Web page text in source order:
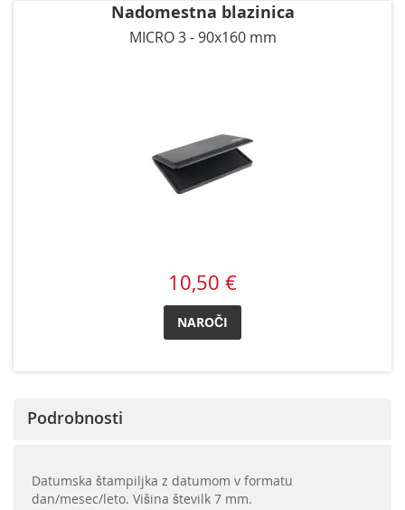
Nadomestna blazinica
MICRO 3 - 90x160 mm
10,50 €
NAROČI
Podrobnosti
Datumska štampiljka z datumom v formatu
dan/mesec/leto. Višina številk 7 mm.